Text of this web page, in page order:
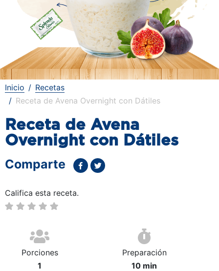
Inicio
Recetas
Receta de Avena Overnight con Dátiles
Receta de Avena
Overnight con Dátiles
Comparte
Califica esta receta.
Porciones
1
Preparación
10 min